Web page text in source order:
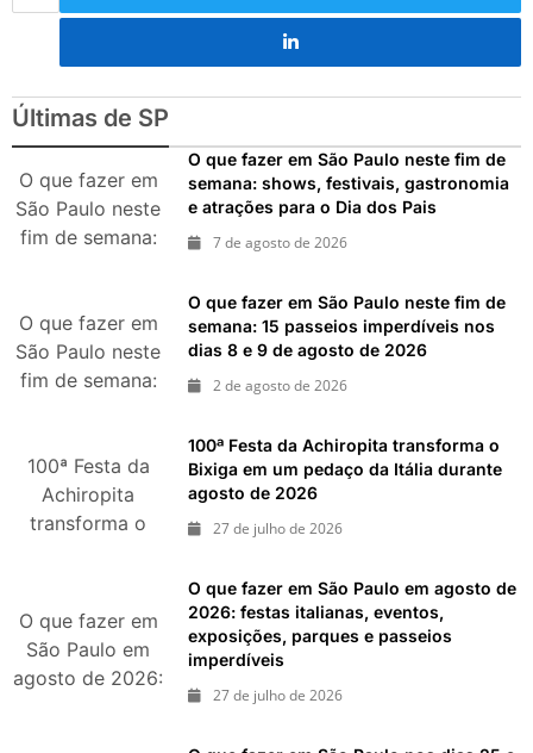
passeios imperdíveis
O que fazer em São Paulo
nos dias 18 e 19 de julho de
e passeios imperdíveis
Últimas de SP
O que fazer em
São Paulo neste
fim de semana:
atrações para o
Dia dos Pais
O que fazer em São Paulo neste fim de
semana: shows, festivais, gastronomia
e atrações para o Dia dos Pais
7 de agosto de 2026
O que fazer em
São Paulo neste
fim de semana:
dias 8 e 9 de
agosto de 2026
O que fazer em São Paulo neste fim de
semana: 15 passeios imperdíveis nos
dias 8 e 9 de agosto de 2026
2 de agosto de 2026
100ª Festa da
Achiropita
transforma o
durante agosto
de 2026
100ª Festa da Achiropita transforma o
Bixiga em um pedaço da Itália durante
agosto de 2026
27 de julho de 2026
O que fazer em
São Paulo em
agosto de 2026:
O que fazer em São Paulo em agosto de
2026: festas italianas, eventos,
exposições, parques e passeios
imperdíveis
27 de julho de 2026